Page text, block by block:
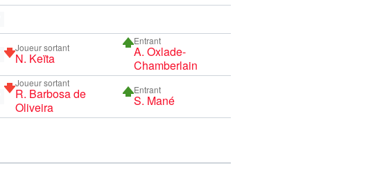
Joueur sortant
N. Keïta
Entrant
A. Oxlade-
Chamberlain
Joueur sortant
R. Barbosa de
Oliveira
Entrant
S. Mané